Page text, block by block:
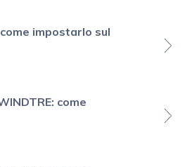
impostarlo sul
come